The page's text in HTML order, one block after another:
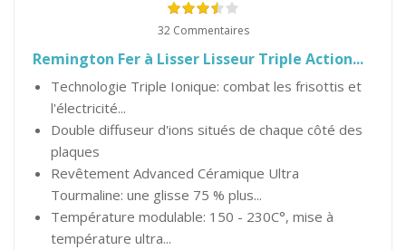
32 Commentaires
Remington Fer à Lisser Lisseur Triple Action...
Technologie Triple Ionique: combat les frisottis et
l'électricité...
Double diffuseur d'ions situés de chaque côté des
plaques
Revêtement Advanced Céramique Ultra
Tourmaline: une glisse 75 % plus...
Température modulable: 150 - 230C°, mise à
température ultra...